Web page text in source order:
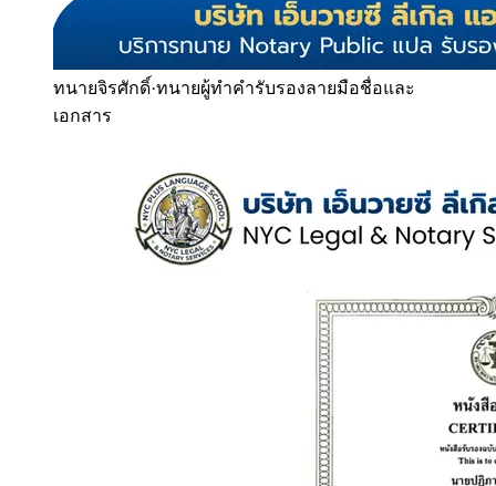
ทนายจิรศักดิ์·ทนายผู้ทำคำรับรองลายมือชื่อและ
เอกสาร